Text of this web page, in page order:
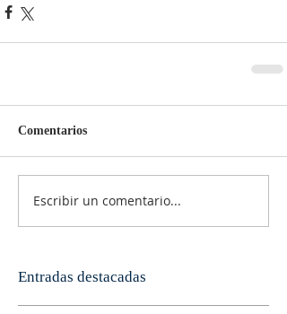
Comentarios
Escribir un comentario...
Entradas destacadas